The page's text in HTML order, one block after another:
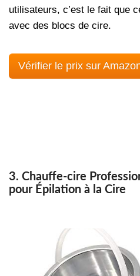
utilisateurs, c’est le fait que
avec des blocs de cire.
Vérifier le prix sur
3. Chauffe-cire
pour Épilation à la Cire